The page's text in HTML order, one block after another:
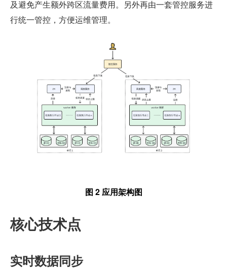
及避免产生额外跨区流量费用。另外再由一套管控服务进
行统一管控，方便运维管理。
图 2 应用架构图
核心技术点
实时数据同步